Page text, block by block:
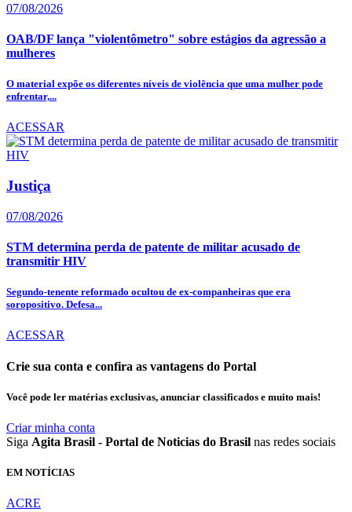
07/08/2026
OAB/DF lança "violentômetro" sobre estágios da agressão a
mulheres
O material expõe os diferentes níveis de violência que uma mulher pode
enfrentar,...
ACESSAR
Justiça
07/08/2026
STM determina perda de patente de militar acusado de
transmitir HIV
Segundo-tenente reformado ocultou de ex-companheiras que era
soropositivo. Defesa...
ACESSAR
Crie sua conta e confira as vantagens do Portal
Você pode ler matérias exclusivas, anunciar classificados e muito mais!
Criar minha conta
Siga Agita Brasil - Portal de Noticias do Brasil nas redes sociais
EM NOTÍCIAS
ACRE